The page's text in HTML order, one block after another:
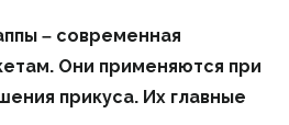
– современная
Они применяются при
прикуса. Их главные